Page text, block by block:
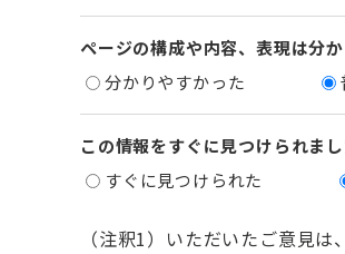
ページの構成や内容、表現は分
分かりやすかった
この情報をすぐに見つけられま
すぐに見つけられた
（注釈1）いただいたご意見